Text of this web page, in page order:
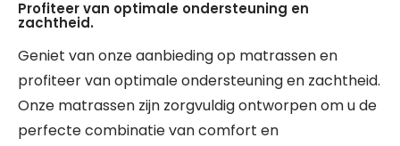
Profiteer van optimale ondersteuning en
zachtheid.
Geniet van onze aanbieding op matrassen en
profiteer van optimale ondersteuning en zachtheid.
Onze matrassen zijn zorgvuldig ontworpen om u de
perfecte combinatie van comfort en